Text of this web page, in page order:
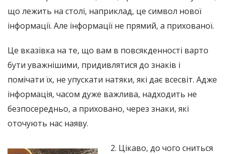
що лежить на столі, наприклад, це символ нової
інформації. Але інформації не прямий, а прихованої.
Це вказівка ​​на те, що вам в повсякденності варто
бути уважнішими, придивлятися до знаків і
помічати їх, не упускати натяки, які дає всесвіт. Адже
інформація, часом дуже важлива, надходить не
безпосередньо, а приховано, через знаки, які
оточують нас наяву.
2. Цікаво, до чого сниться